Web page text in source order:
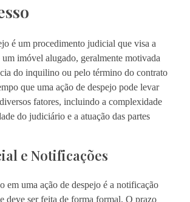
é um procedimento judicial que visa a
um imóvel alugado, geralmente motivada
do inquilino ou pelo término do contrato
que uma ação de despejo pode levar
fatores, incluindo a complexidade
do judiciário e a atuação das partes
e Notificações
em uma ação de despejo é a notificação
deve ser feita de forma formal. O prazo